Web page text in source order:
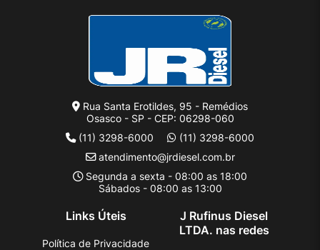
Rua Santa Erotildes, 95 - Remédios
Osasco - SP - CEP: 06298-060
(11) 3298-6000
(11) 3298-6000
atendimento@jrdiesel.com.br
Segunda a sexta - 08:00 as 18:00
Sábados - 08:00 as 13:00
Links Úteis
Política de Privacidade
J Rufinus Diesel
LTDA. nas redes